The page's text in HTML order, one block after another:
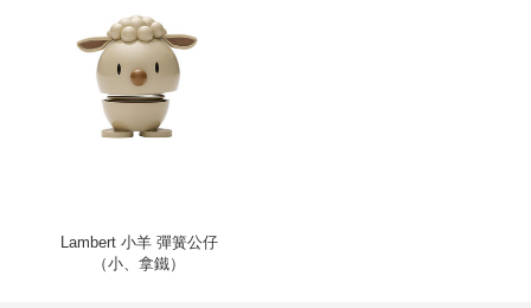
Lambert 小羊 彈簧公仔
（小、拿鐵）